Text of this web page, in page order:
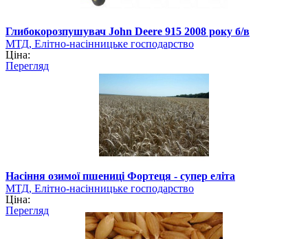
Глибокорозпушувач John Deere 915 2008 року б/в
МТД, Елітно-насінницьке господарство
Ціна:
Перегляд
Насіння озимої пшениці Фортеця - супер еліта
МТД, Елітно-насінницьке господарство
Ціна:
Перегляд